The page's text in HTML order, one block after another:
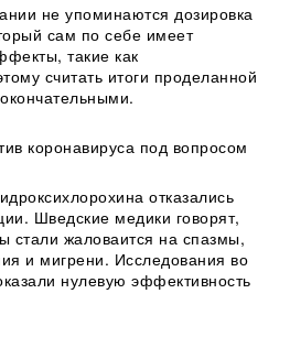
не упоминаются дозировка
сам по себе имеет
такие как
считать итоги проделанной
коронавируса под вопросом
отказались
Шведские медики говорят,
стали жаловаится на спазмы,
и мигрени. Исследования во
нулевую эффективность